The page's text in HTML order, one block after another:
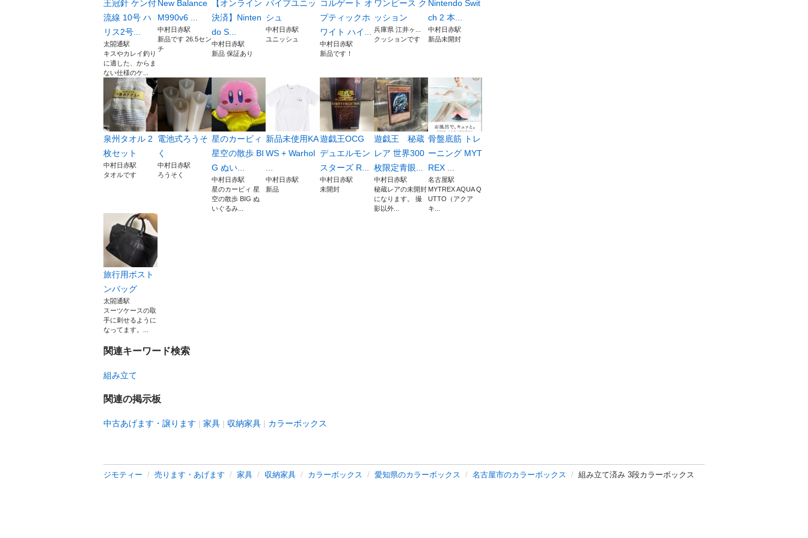
王冠針 ケン付
流線 10号 ハ
リス2号...
太閤通駅
キスやカレイ釣り
に適した、からま
ない仕様のケ...
New Balance
M990v6 ...
中村日赤駅
新品です 26.5セン
チ
【オンライン
決済】Ninten
do S...
中村日赤駅
新品 保証あり
パイプユニッ
シュ
中村日赤駅
ユニッシュ
コルゲート オ
プティックホ
ワイト ハイ...
中村日赤駅
新品です！
ワンピース ク
ッション
兵庫県 江井ヶ...
クッションです
Nintendo Swit
ch 2 本...
中村日赤駅
新品未開封
泉州タオル 2
枚セット
中村日赤駅
タオルです
電池式ろうそ
く
中村日赤駅
ろうそく
星のカービィ
星空の散歩 BI
G ぬい...
中村日赤駅
星のカービィ 星
空の散歩 BIG ぬ
いぐるみ...
新品未使用KA
WS + Warhol
中村日赤駅
新品
遊戯王OCG
デュエルモン
スターズ R...
中村日赤駅
未開封
遊戯王 秘蔵
レア 世界300
枚限定青眼...
中村日赤駅
秘蔵レアの未開封
になります。 撮
影以外...
骨盤底筋 トレ
ーニング MYT
REX ...
名古屋駅
MYTREX AQUA Q
UTTO（アクア
キ...
旅行用ボスト
ンバッグ
太閤通駅
スーツケースの取
手に刺せるように
なってます。...
関連キーワード検索
組み立て
関連の掲示板
中古あげます・譲ります 家具 収納家具 カラーボックス
ジモティー 売ります・あげます 家具 収納家具 カラーボックス 愛知県のカラーボックス 名古屋市のカラーボックス 組み立て済み 3段カラーボックス